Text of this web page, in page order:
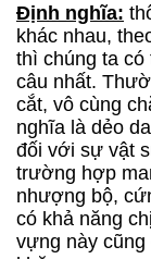
Định nghĩa:
khác nhau,
thì chúng ta
câu nhất.
cắt, vô cùng
nghĩa là dẻo
đối với sự vật
trường hợp
nhượng bộ,
có khả năng
vựng này cũng